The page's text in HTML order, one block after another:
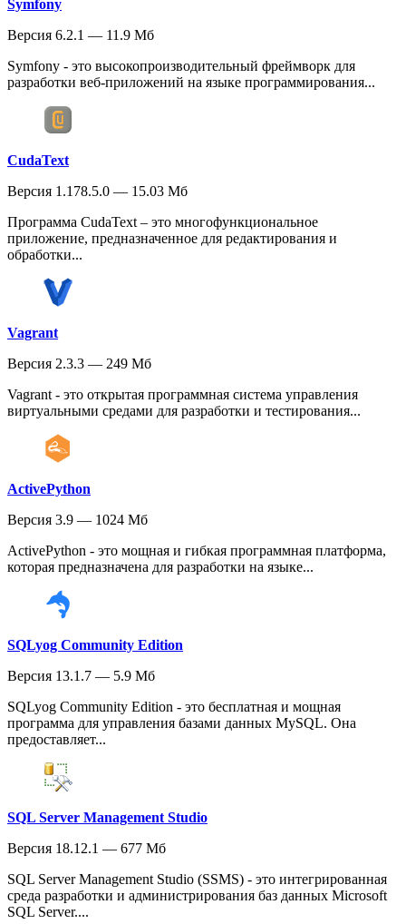
Symfony
Версия 6.2.1 — 11.9 Мб
Symfony - это высокопроизводительный фреймворк для
разработки веб-приложений на языке программирования...
CudaText
Версия 1.178.5.0 — 15.03 Мб
Программа CudaText – это многофункциональное
приложение, предназначенное для редактирования и
обработки...
Vagrant
Версия 2.3.3 — 249 Мб
Vagrant - это открытая программная система управления
виртуальными средами для разработки и тестирования...
ActivePython
Версия 3.9 — 1024 Мб
ActivePython - это мощная и гибкая программная платформа,
которая предназначена для разработки на языке...
SQLyog Community Edition
Версия 13.1.7 — 5.9 Мб
SQLyog Community Edition - это бесплатная и мощная
программа для управления базами данных MySQL. Она
предоставляет...
SQL Server Management Studio
Версия 18.12.1 — 677 Мб
SQL Server Management Studio (SSMS) - это интегрированная
среда разработки и администрирования баз данных Microsoft
SQL Server....